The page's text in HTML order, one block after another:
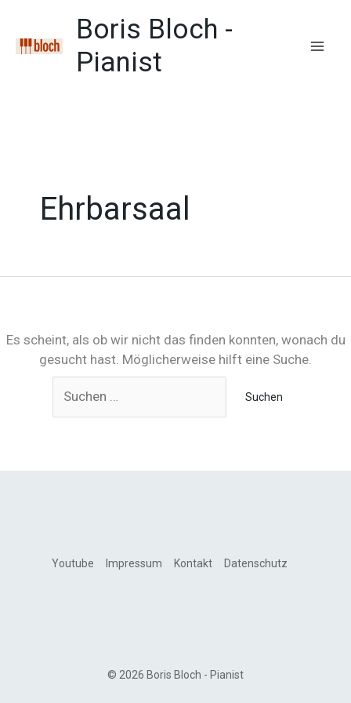
springen
Boris Bloch -
Pianist
Ehrbarsaal
Es scheint, als ob wir nicht das finden konnten, wonach du
gesucht hast. Möglicherweise hilft eine Suche.
nach:
Youtube Impressum Kontakt Datenschutz
© 2026 Boris Bloch - Pianist